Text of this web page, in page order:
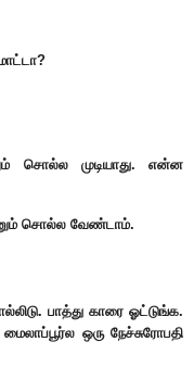
சொல்ல முடியாது. என்ன
சொல்ல வேண்டாம்.
பாத்து காரை ஓட்டுங்க.
ஒரு நேச்சுரோபதி